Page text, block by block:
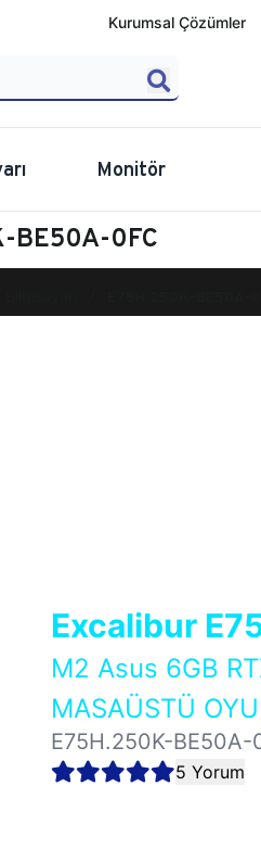
Kurumsal Çözümler
Monitör
BE50A-0FC
Excalibur
M2 Asus 6GB
MASAÜSTÜ
E75H.250K-BE50A-
5 Yorum